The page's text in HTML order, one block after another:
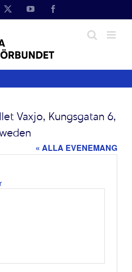
YouTube
Vaxjo, Kungsgatan 6,
« ALLA EVENEMANG